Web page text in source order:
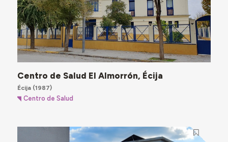
Centro de Salud El Almorrón, Écija
Écija(1987)
Centro de Salud